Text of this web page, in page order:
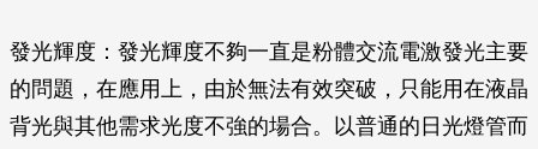
發光輝度 ：發光輝度不夠一直是粉體交流電激發光主要
的問題，在應用上，由於無法有效突破，只能用在液晶
背光與其他需求光度不強的場合。以普通的日光燈管而